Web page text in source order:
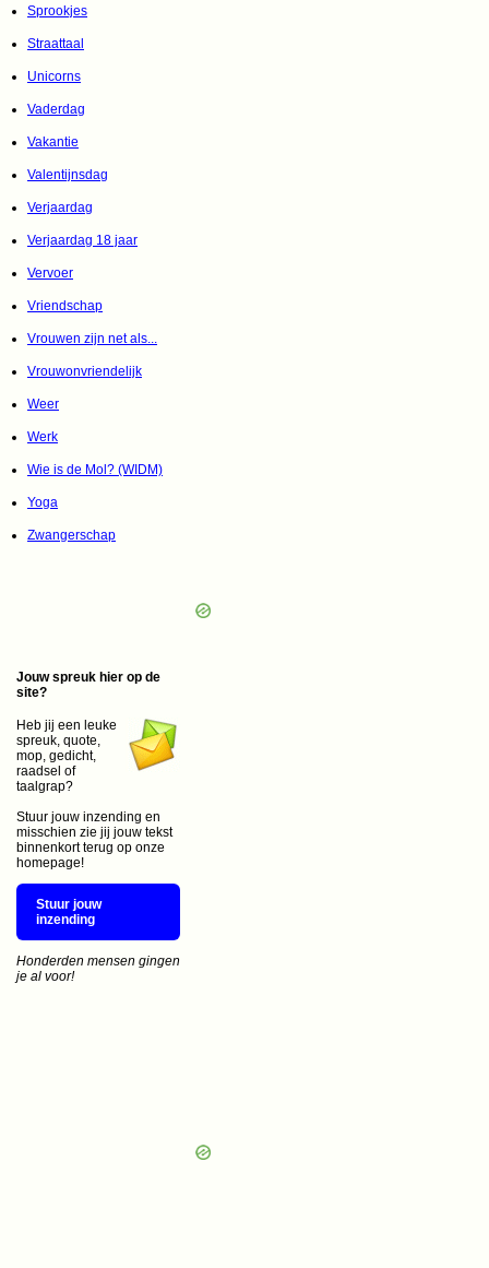
Sprookjes
Straattaal
Unicorns
Vaderdag
Vakantie
Valentijnsdag
Verjaardag
Verjaardag 18 jaar
Vervoer
Vriendschap
Vrouwen zijn net als...
Vrouwonvriendelijk
Weer
Werk
Wie is de Mol? (WIDM)
Yoga
Zwangerschap
Jouw spreuk hier op de
site?
Heb jij een leuke
spreuk, quote,
mop, gedicht,
raadsel of
taalgrap?
Stuur jouw inzending en
misschien zie jij jouw tekst
binnenkort terug op onze
homepage!
Stuur jouw
inzending
Honderden mensen gingen
je al voor!